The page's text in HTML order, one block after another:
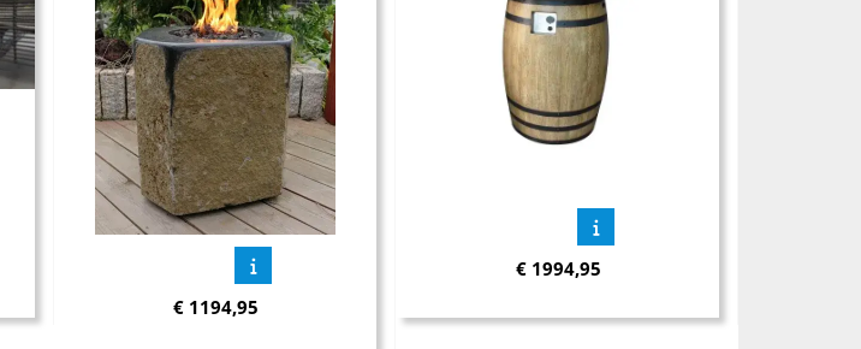
€ 1194,95
€ 1994,95